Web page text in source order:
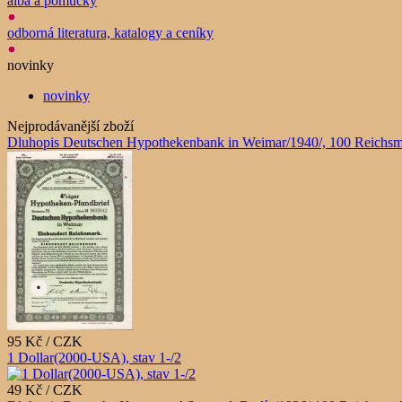
odborná literatura, katalogy a ceníky
novinky
novinky
Nejprodávanější zboží
Dluhopis Deutschen Hypothekenbank in Weimar/1940/, 100
95 Kč / CZK
1 Dollar(2000-USA), stav 1-/2
49 Kč / CZK